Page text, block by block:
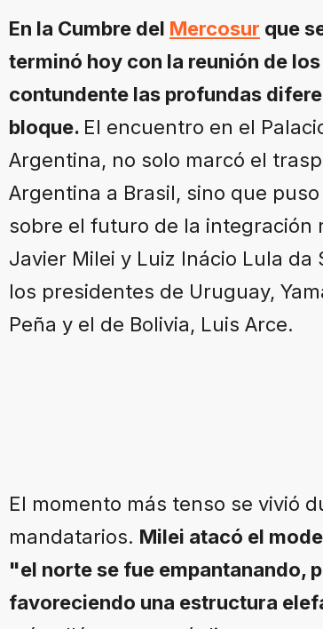
En la Cumbre del Mercosur que
terminó hoy con la reunión de
contundente las profundas
bloque. El encuentro en el
Argentina, no solo marcó el
Argentina a Brasil, sino que
sobre el futuro de la integración
Javier Milei y Luiz Inácio Lula da
los presidentes de Uruguay,
Peña y el de Bolivia, Luis Arce.
El momento más tenso se vivió
mandatarios. Milei atacó el
"el norte se fue empantanando,
favoreciendo una estructura